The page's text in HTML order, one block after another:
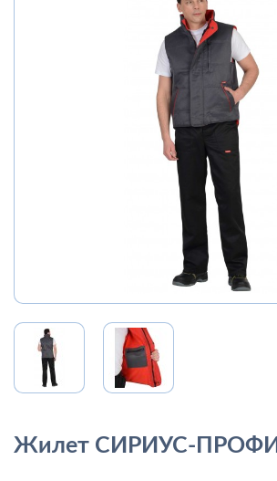
Жилет СИРИУС-ПРОФИ